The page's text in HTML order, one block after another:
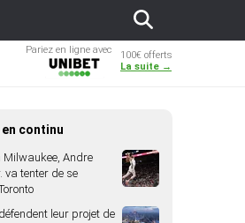
Pariez en ligne avec
100€ offerts
La suite →
en continu
Milwaukee, Andre
va tenter de se
leur projet de